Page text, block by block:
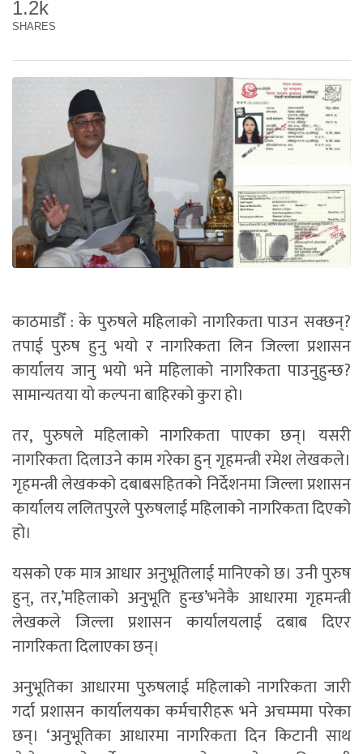
1.2k
SHARES
काठमाडौँ : के पुरुषले महिलाको नागरिकता पाउन सक्छन्?
तपाई पुरुष हुनु भयो र नागरिकता लिन जिल्ला प्रशासन
कार्यालय जानु भयो भने महिलाको नागरिकता पाउनुहुन्छ?
सामान्यतया यो कल्पना बाहिरको कुरा हो।
तर, पुरुषले महिलाको नागरिकता पाएका छन्। यसरी
नागरिकता दिलाउने काम गरेका हुन् गृहमन्त्री रमेश लेखकले।
गृहमन्त्री लेखकको दबाबसहितको निर्देशनमा जिल्ला प्रशासन
कार्यालय ललितपुरले पुरुषलाई महिलाको नागरिकता दिएको
हो।
यसको एक मात्र आधार अनुभूतिलाई मानिएको छ। उनी पुरुष
हुन्, तर,’महिलाको अनुभूति हुन्छ’भनेकै आधारमा गृहमन्त्री
लेखकले जिल्ला प्रशासन कार्यालयलाई दबाब दिएर
नागरिकता दिलाएका छन्।
अनुभूतिका आधारमा पुरुषलाई महिलाको नागरिकता जारी
गर्दा प्रशासन कार्यालयका कर्मचारीहरू भने अचम्ममा परेका
छन्। ‘अनुभूतिका आधारमा नागरिकता दिन किटानी साथ